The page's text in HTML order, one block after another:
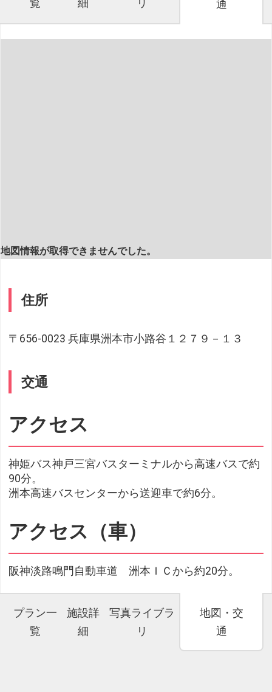
覧 細 リ 通
地図情報が取得できませんでした。
住所
〒656-0023 兵庫県洲本市小路谷１２７９－１３
交通
アクセス
神姫バス神戸三宮バスターミナルから高速バスで約
90分。
洲本高速バスセンターから送迎車で約6分。
アクセス（車）
阪神淡路鳴門自動車道 洲本ＩＣから約20分。
プラン一
覧
施設詳
細
写真ライブラ
リ
地図・交
通